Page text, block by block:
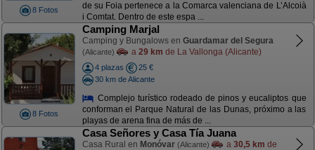
8 Fotos
de su Foia pertenece a la Comarca valenciana de L’Alcoià
i Comtat. Dentro de este espa ...
8 Fotos
Camping Marjal
Camping y Bungalows en Guardamar del Segura
(Alicante) a 29 km de La Vallonga (Alicante)
4 plazas
25 €
30 km de Alicante
Complejo turístico rodeado de pinos y eucaliptos que
conforman el Parque Natural de las Dunas, próximo a las
playas de arena fina de más de ...
Casa Señores y Casa Tía Juana
Casa Rural en Monóvar (Alicante) a 30,5 km de